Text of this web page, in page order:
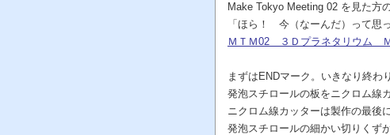
Make Tokyo Meeting 02 を見た方
「ほら！ 今（なーんだ）って思
ＭＴＭ02 ３Ｄプラネタリウム
まずはENDマーク。いきなり終わ
発泡スチロールの板をニクロム線
ニクロム線カッターは製作の最後
発泡スチロールの細かい切りくず